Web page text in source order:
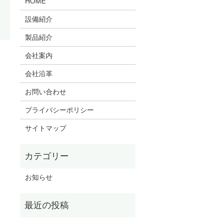
設備紹介
製品紹介
会社案内
会社沿革
お問い合わせ
プライバシーポリシー
サイトマップ
お知らせ